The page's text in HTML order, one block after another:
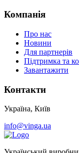
Компанія
Про нас
Новини
Для партнерів
Підтримка та
Завантажити
Контакти
Україна, Київ
info@vinga.ua